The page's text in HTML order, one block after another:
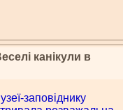
канікули в
заповіднику